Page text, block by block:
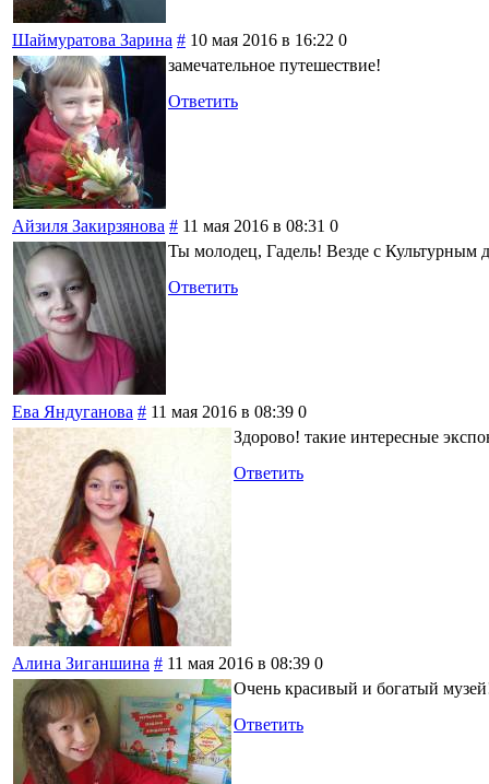
Шаймуратова Зарина # 10 мая 2016 в 16:22 0
замечательное путешествие!
Ответить
Айзиля Закирзянова # 11 мая 2016 в 08:31 0
Ты молодец, Гадель! Везде с Культурным
Ответить
Ева Яндуганова # 11 мая 2016 в 08:39 0
Здорово! такие интересные
Ответить
Алина Зиганшина # 11 мая 2016 в 08:39 0
Очень красивый и богатый
Ответить